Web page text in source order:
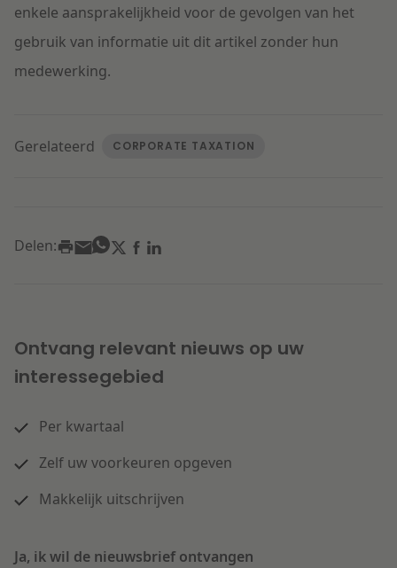
enkele aansprakelijkheid voor de gevolgen van het
gebruik van informatie uit dit artikel zonder hun
medewerking.
Gerelateerd CORPORATE TAXATION
Delen:
Ontvang relevant nieuws op uw
interessegebied
Per kwartaal
Zelf uw voorkeuren opgeven
Makkelijk uitschrijven
Ja, ik wil de nieuwsbrief ontvangen